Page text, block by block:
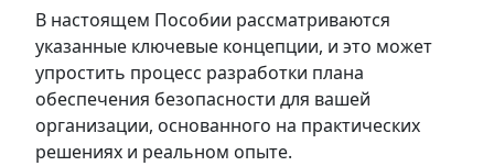
В настоящем Пособии рассматриваются
указанные ключевые концепции, и это может
упростить процесс разработки плана
обеспечения безопасности для вашей
организации, основанного на практических
решениях и реальном опыте.